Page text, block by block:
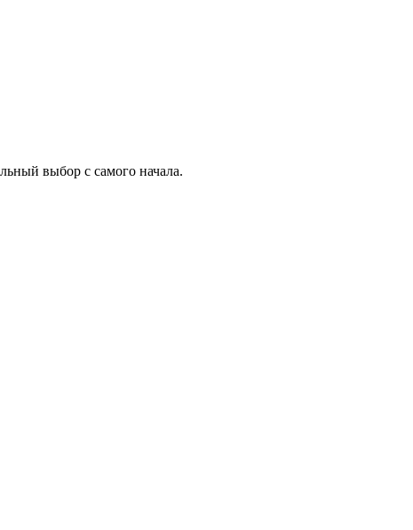
выбор с самого начала.